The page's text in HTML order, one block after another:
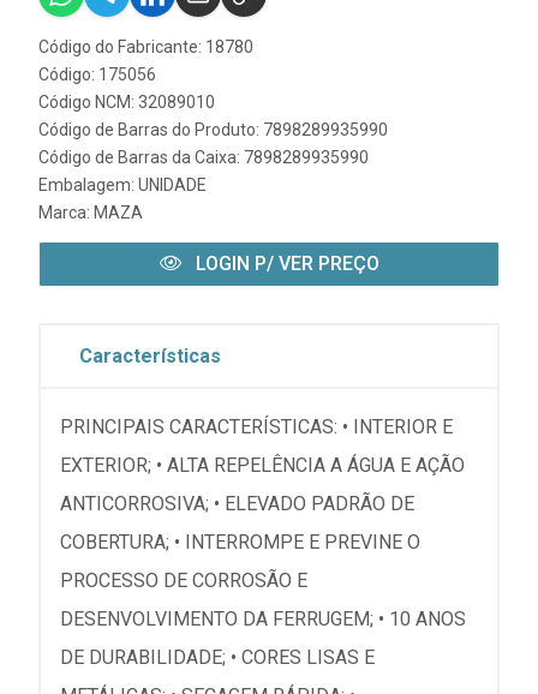
Código do Fabricante: 18780
Código: 175056
Código NCM: 32089010
Código de Barras do Produto: 7898289935990
Código de Barras da Caixa: 7898289935990
Embalagem: UNIDADE
Marca: MAZA
LOGIN P/ VER PREÇO
Características
PRINCIPAIS CARACTERÍSTICAS: • INTERIOR E
EXTERIOR; • ALTA REPELÊNCIA A ÁGUA E AÇÃO
ANTICORROSIVA; • ELEVADO PADRÃO DE
COBERTURA; • INTERROMPE E PREVINE O
PROCESSO DE CORROSÃO E
DESENVOLVIMENTO DA FERRUGEM; • 10 ANOS
DE DURABILIDADE; • CORES LISAS E